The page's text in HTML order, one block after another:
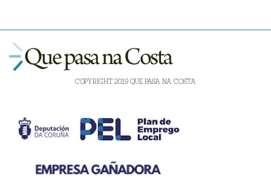
COPYRIGHT 2019 QUE PASA NA COSTA